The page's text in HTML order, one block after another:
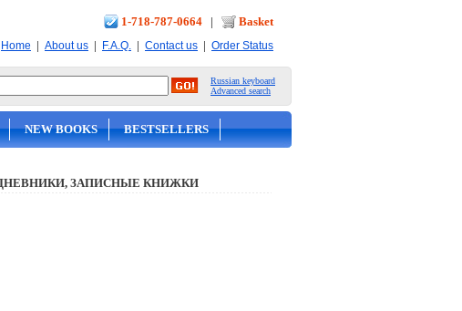
1-718-787-0664 | Basket
Home | About us | F.A.Q. | Contact us | Order Status
Russian keyboard
Advanced search
NEW BOOKS BESTSELLERS
ЗАПИСНЫЕ КНИЖКИ